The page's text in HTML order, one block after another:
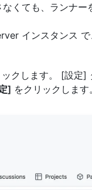
くても、ランナー
インスタンス
ックします。 [設定]
] をクリックします。